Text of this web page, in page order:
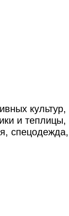
культур,
и теплицы,